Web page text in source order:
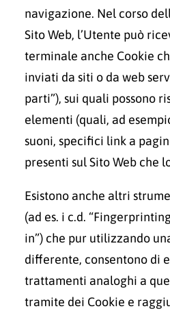
navigazione. Nel corso
Sito Web, l’Utente può
terminale anche Cookie
inviati da siti o da web
parti”), sui quali possono
elementi (quali, ad
suoni, specifici link a
presenti sul Sito Web che
Esistono anche altri
(ad es. i c.d.
in”) che pur utilizzando
differente, consentono di
trattamenti analoghi a
tramite dei Cookie e